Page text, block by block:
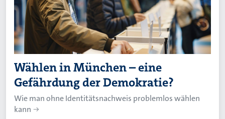
Wählen in München – eine
Gefährdung der Demokratie?
Wie man ohne Identitätsnachweis problemlos wählen
kann